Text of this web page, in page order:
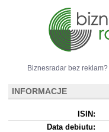
Biznesradar bez reklam?
INFORMACJE
ISIN:
Data debiutu: